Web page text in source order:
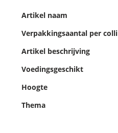
afbeeldingen-
Meer
Artikel naam
Verpakkingsaantal per colli
Artikel beschrijving
Voedingsgeschikt
Hoogte
Thema